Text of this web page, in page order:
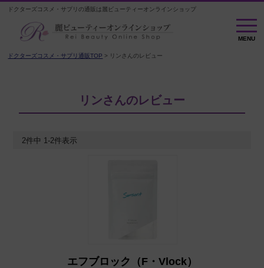
ドクターズコスメ・サプリの通販は麗ビューティーオンラインショップ
MENU
MENU
ドクターズコスメ・サプリ通販TOP リンさんのレビュー
リンさんのレビュー
2件中 1-2件表示
エフブロック（F・Vlock）